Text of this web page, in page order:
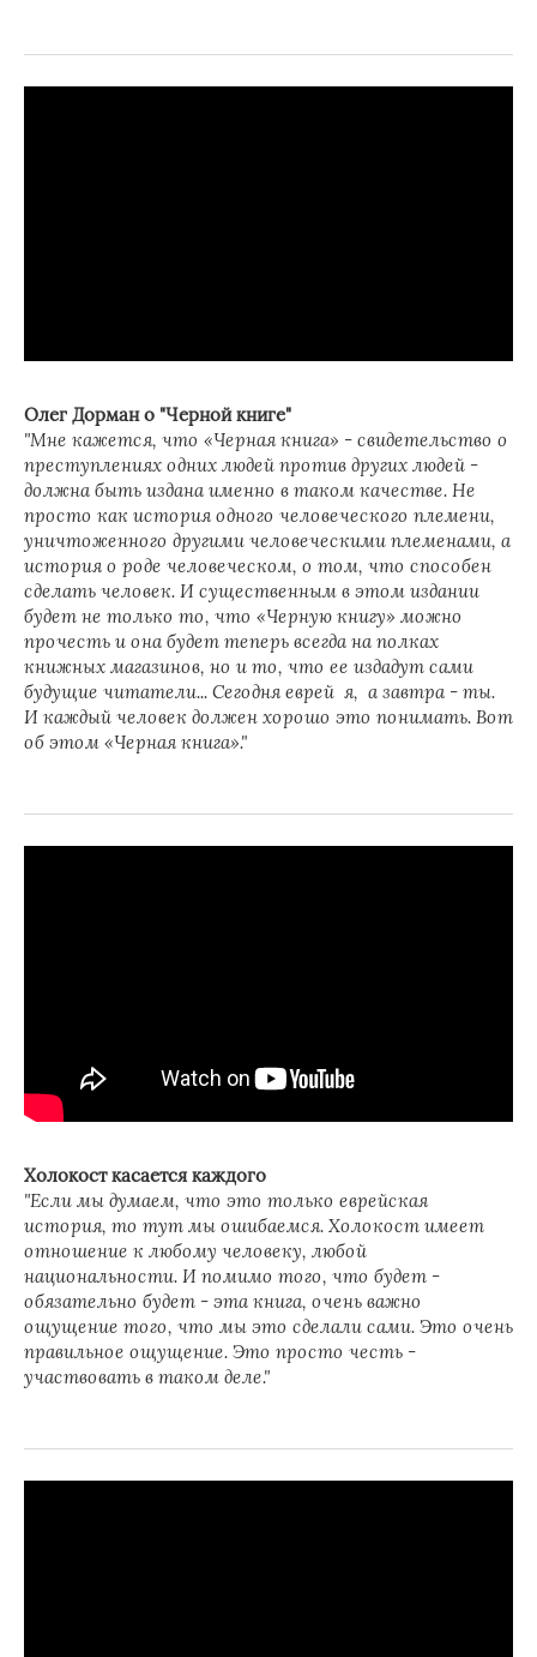
Олег Дорман о "Черной книге"
"Мне кажется, что «Черная книга» - свидетельство о
преступлениях одних людей против других людей -
должна быть издана именно в таком качестве. Не
просто как история одного человеческого племени,
уничтоженного другими человеческими племенами, а
история о роде человеческом, о том, что способен
сделать человек. И существенным в этом издании
будет не только то, что «Черную книгу» можно
прочесть и она будет теперь всегда на полках
книжных магазинов, но и то, что ее издадут сами
будущие читатели... Сегодня еврей я, а завтра - ты.
И каждый человек должен хорошо это понимать. Вот
об этом «Черная книга»."
Холокост касается каждого
"Если мы думаем, что это только еврейская
история, то тут мы ошибаемся. Холокост имеет
отношение к любому человеку, любой
национальности. И помимо того, что будет -
обязательно будет - эта книга, очень важно
ощущение того, что мы это сделали сами. Это очень
правильное ощущение. Это просто честь -
участвовать в таком деле."